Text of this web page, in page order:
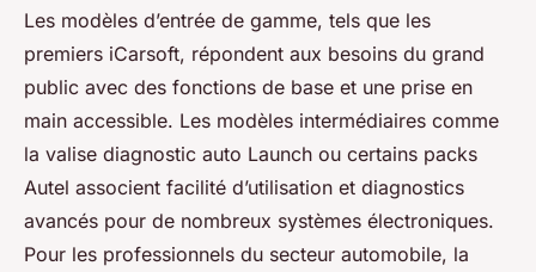
Les modèles d’entrée de gamme, tels que les
premiers iCarsoft, répondent aux besoins du grand
public avec des fonctions de base et une prise en
main accessible. Les modèles intermédiaires comme
la valise diagnostic auto Launch ou certains packs
Autel associent facilité d’utilisation et diagnostics
avancés pour de nombreux systèmes électroniques.
Pour les professionnels du secteur automobile, la